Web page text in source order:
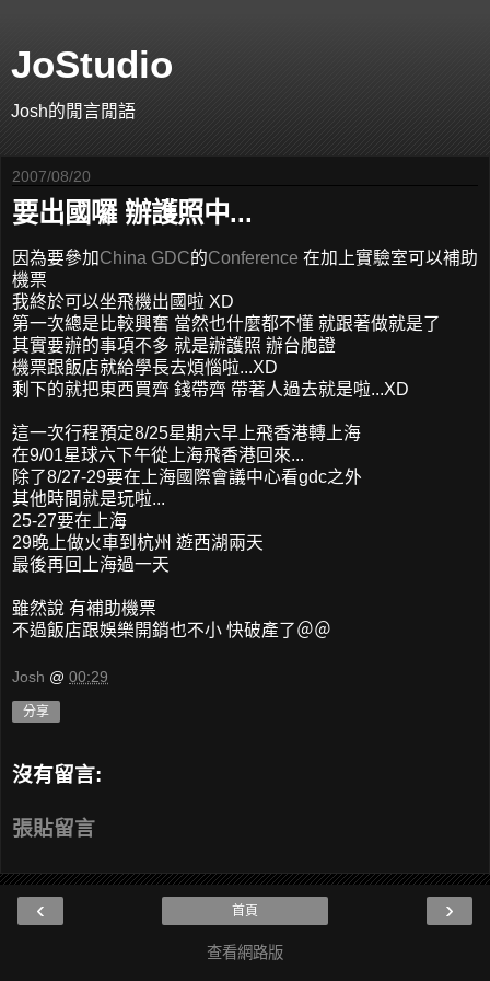
JoStudio
Josh的閒言閒語
2007/08/20
要出國囉 辦護照中...
因為要參加China GDC的Conference 在加上實驗室可以補助
機票
我終於可以坐飛機出國啦 XD
第一次總是比較興奮 當然也什麼都不懂 就跟著做就是了
其實要辦的事項不多 就是辦護照 辦台胞證
機票跟飯店就給學長去煩惱啦...XD
剩下的就把東西買齊 錢帶齊 帶著人過去就是啦...XD
這一次行程預定8/25星期六早上飛香港轉上海
在9/01星球六下午從上海飛香港回來...
除了8/27-29要在上海國際會議中心看gdc之外
其他時間就是玩啦...
25-27要在上海
29晚上做火車到杭州 遊西湖兩天
最後再回上海過一天
雖然說 有補助機票
不過飯店跟娛樂開銷也不小 快破產了＠＠
Josh @ 00:29
分享
沒有留言:
張貼留言
‹ ›
首頁
查看網路版